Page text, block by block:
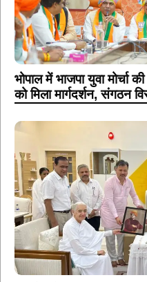
भोपाल में भाजपा युवा मोर्चा
को मिला मार्गदर्शन, संगठन